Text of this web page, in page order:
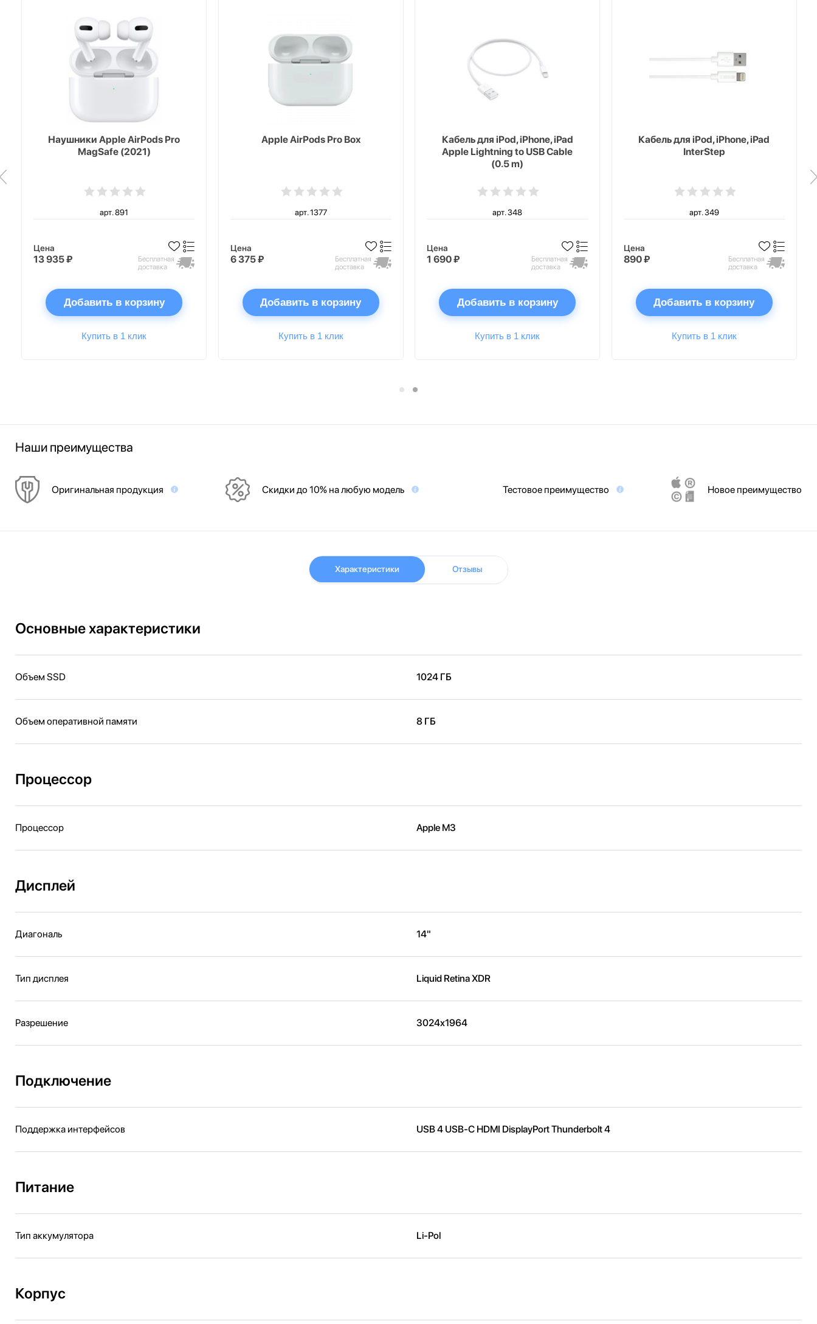
Наушники Apple AirPods Pro
MagSafe (2021)
арт. 891
Цена
13 935 ₽
Бесплатная
доставка
Добавить в корзину
Купить в 1 клик
Apple AirPods Pro Box
арт. 1377
Цена
6 375 ₽
Бесплатная
доставка
Добавить в корзину
Купить в 1 клик
Кабель для iPod, iPhone, iPad
Apple Lightning to USB Cable
(0.5 m)
арт. 348
Цена
1 690 ₽
Бесплатная
доставка
Добавить в корзину
Купить в 1 клик
Кабель для iPod, iPhone, iPad
InterStep
арт. 349
Цена
890 ₽
Бесплатная
доставка
Добавить в корзину
Купить в 1 клик
Наши преимущества
Оригинальная продукция Скидки до 10% на любую модель Тестовое преимущество Новое преимущество
Характеристики Отзывы
Основные характеристики
Объем SSD 1024 ГБ
Объем оперативной памяти 8 ГБ
Процессор
Процессор Apple M3
Дисплей
Диагональ 14"
Тип дисплея Liquid Retina XDR
Разрешение 3024x1964
Подключение
Поддержка интерфейсов USB 4 USB-C HDMI DisplayPort Thunderbolt 4
Питание
Тип аккумулятора Li-Pol
Корпус